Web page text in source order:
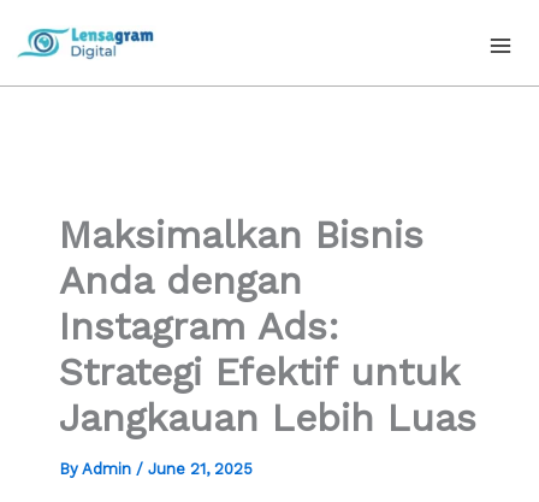
Maksimalkan Bisnis
Anda dengan
Instagram Ads:
Strategi Efektif untuk
Jangkauan Lebih Luas
By Admin / June 21, 2025